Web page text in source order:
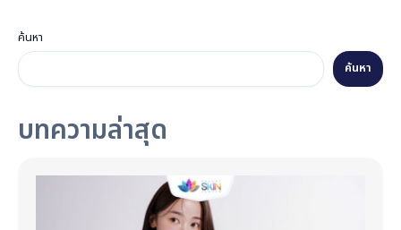
ค้นหา
ค้นหา
บทความล่าสุด